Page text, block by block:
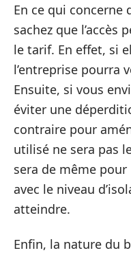
En ce qui concerne
sachez que l’accès
le tarif. En effet, si
l’entreprise pourra
Ensuite, si vous
éviter une
contraire pour
utilisé ne sera pas
sera de même pour
avec le niveau
atteindre.
Enfin, la nature du